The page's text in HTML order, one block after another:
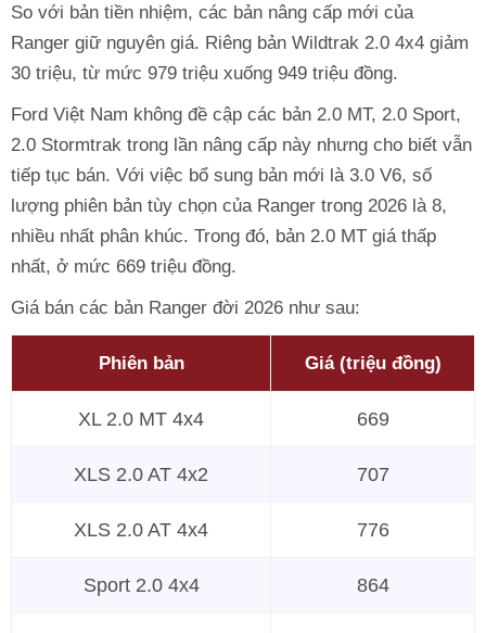
So với bản tiền nhiệm, các bản nâng cấp mới của
Ranger giữ nguyên giá. Riêng bản Wildtrak 2.0 4x4 giảm
30 triệu, từ mức 979 triệu xuống 949 triệu đồng.
Ford Việt Nam không đề cập các bản 2.0 MT, 2.0 Sport,
2.0 Stormtrak trong lần nâng cấp này nhưng cho biết vẫn
tiếp tục bán. Với việc bổ sung bản mới là 3.0 V6, số
lượng phiên bản tùy chọn của Ranger trong 2026 là 8,
nhiều nhất phân khúc. Trong đó, bản 2.0 MT giá thấp
nhất, ở mức 669 triệu đồng.
Giá bán các bản Ranger đời 2026 như sau:
Phiên bản Giá (triệu đồng)
XL 2.0 MT 4x4 669
XLS 2.0 AT 4x2 707
XLS 2.0 AT 4x4 776
Sport 2.0 4x4 864